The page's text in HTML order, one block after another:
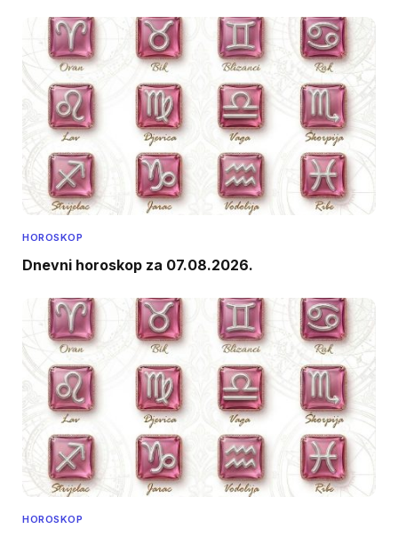
HOROSKOP
Dnevni horoskop za 07.08.2026.
HOROSKOP